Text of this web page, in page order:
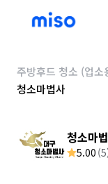
주방후드 청소 (업소
청소마법사
청소마
5.00 (5